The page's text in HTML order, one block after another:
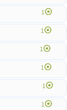
1
1
1
1
1
1